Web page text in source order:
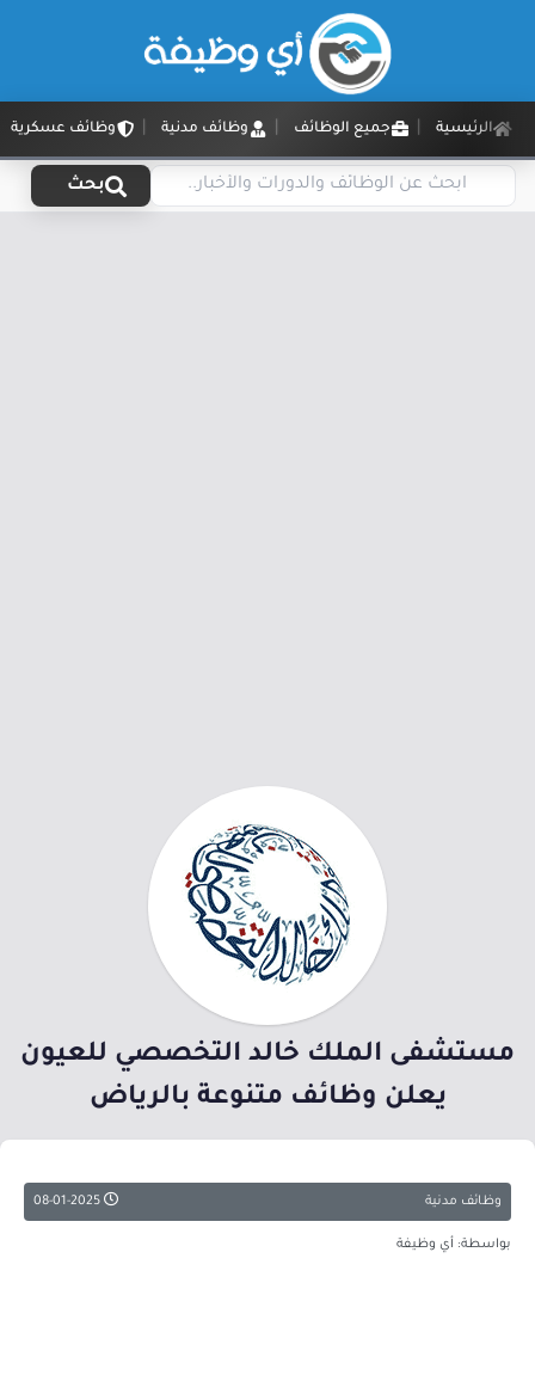
الرئيسية جميع الوظائف وظائف مدنية وظائف عسكرية
بحث
مستشفى الملك خالد التخصصي للعيون
يعلن وظائف متنوعة بالرياض
وظائف مدنية
بواسطة: أي وظيفة